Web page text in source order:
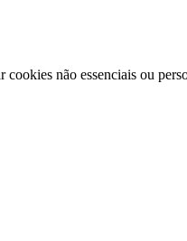
não essenciais ou